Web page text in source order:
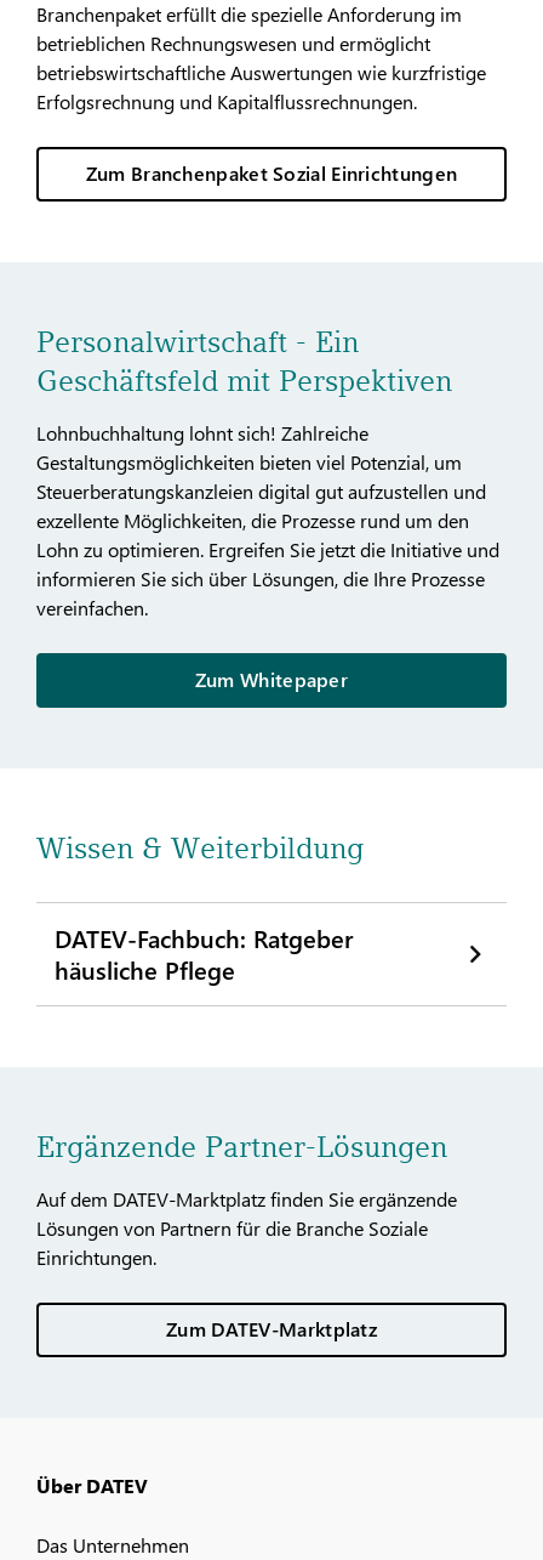
Branchenpaket erfüllt die spezielle Anforderung im
betrieblichen Rechnungswesen und ermöglicht
betriebswirtschaftliche Auswertungen wie kurzfristige
Erfolgsrechnung und Kapitalflussrechnungen.
Zum Branchenpaket Sozial Einrichtungen
Personalwirtschaft - Ein
Geschäftsfeld mit Perspektiven
Lohnbuchhaltung lohnt sich! Zahlreiche
Gestaltungsmöglichkeiten bieten viel Potenzial, um
Steuerberatungskanzleien digital gut aufzustellen und
exzellente Möglichkeiten, die Prozesse rund um den
Lohn zu optimieren. Ergreifen Sie jetzt die Initiative und
informieren Sie sich über Lösungen, die Ihre Prozesse
vereinfachen.
Zum Whitepaper
Wissen & Weiterbildung
DATEV-Fachbuch: Ratgeber
häusliche Pflege
Ergänzende Partner-Lösungen
Auf dem DATEV-Marktplatz finden Sie ergänzende
Lösungen von Partnern für die Branche Soziale
Einrichtungen.
Zum DATEV-Marktplatz
Über DATEV
Das Unternehmen